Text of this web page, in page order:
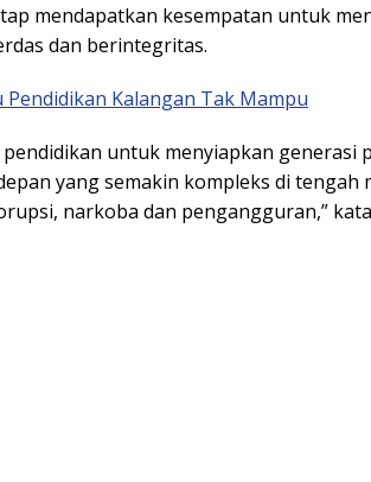
mendapatkan kesempatan untuk
dan berintegritas.
Pendidikan Kalangan Tak Mampu
pendidikan untuk menyiapkan generasi
yang semakin kompleks di tengah
narkoba dan pengangguran,” kata